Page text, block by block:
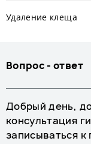
Удаление клеща
Вопрос - ответ
Добрый день,
консультация
записываться к